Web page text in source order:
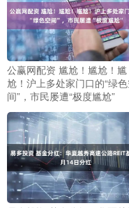
公赢网配资 尴尬！尴尬！尴
尬！沪上多处家门口的“绿
间”，市民屡遭“极度尴尬”